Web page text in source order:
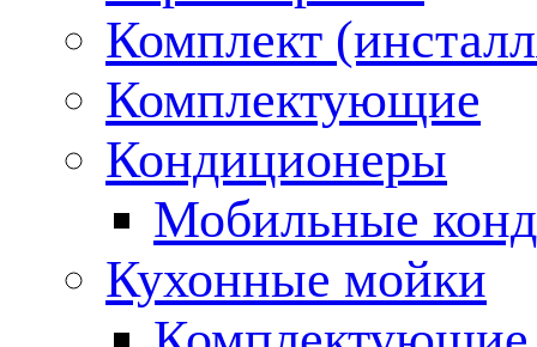
Комплект
Комплектующие
Кондиционеры
Мобильные
Кухонные мойки